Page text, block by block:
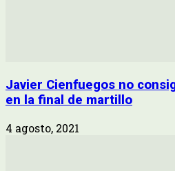
Javier Cienfuegos no
en la final de martillo
4 agosto, 2021